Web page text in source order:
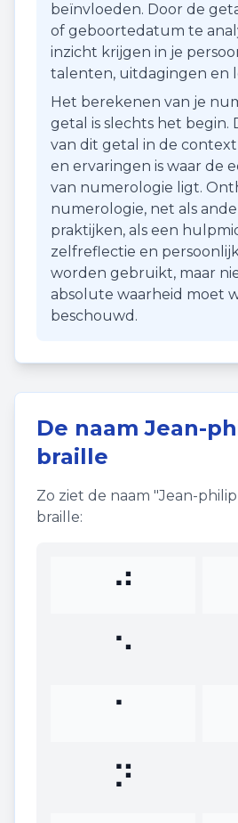
beïnvloeden. Door de
of geboortedatum te
inzicht krijgen in je
talenten, uitdagingen en
Het berekenen van je
getal is slechts het begin.
van dit getal in de
en ervaringen is waar de
van numerologie ligt.
numerologie, net als
praktijken, als een
zelfreflectie en
worden gebruikt, maar
absolute waarheid moet
beschouwd.
De naamJean-
braille
Zo ziet de naam "Jean-
braille:
⠚
⠑
⠁
⠝